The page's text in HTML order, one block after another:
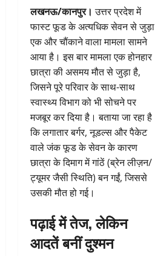
लखनऊ/कानपुर। उत्तर प्रदेश में
फास्ट फूड के अत्यधिक सेवन से जुड़ा
एक और चौंकाने वाला मामला सामने
आया है। इस बार मामला एक होनहार
छात्रा की असमय मौत से जुड़ा है,
जिसने पूरे परिवार के साथ-साथ
स्वास्थ्य विभाग को भी सोचने पर
मजबूर कर दिया है। बताया जा रहा है
कि लगातार बर्गर, नूडल्स और पैकेट
वाले जंक फूड के सेवन के कारण
छात्रा के दिमाग में गांठें (ब्रेन लीज़न/
ट्यूमर जैसी स्थिति) बन गईं, जिससे
उसकी मौत हो गई।
पढ़ाई में तेज, लेकिन
आदतें बनीं दुश्मन